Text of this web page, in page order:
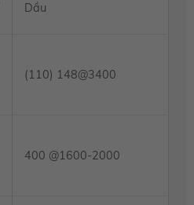
Dầu
(110) 148@3400
400 @1600-2000